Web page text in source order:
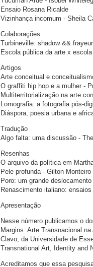
Ensaio Rosana Ricalde
Vizinhança incomum - Sheila
Colaborações
Turbineville: shadow &&
Escola pública da arte x
Artigos
Arte conceitual e
O graffiti hip hop e a mulher -
Multiterritorialização na arte
Lomografia: a fotografia pós-
Diáspora, poesia urbana e
Tradução
Algo falta: uma discussão -
Resenhas
O arquivo da política em
Pele profunda - Gilton Monteiro
Poro: um grande
Renascimento italiano:
Apresentação
Nesse número publicamos o
Margins: Arte Transnacional
Clavo, da Universidade de
Transnational Art, Identity and
Acreditamos que essa